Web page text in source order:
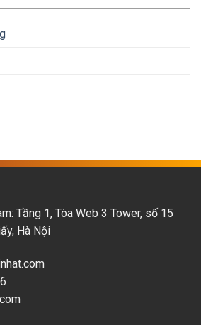
hoàn
Mức
Tầng 1, Tòa Web 3 Tower, số 15
Hà Nội